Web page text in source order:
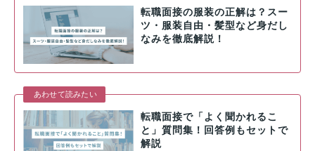
転職面接の服装の正解は？スー
ツ・服装自由・髪型など身だし
なみを徹底解説！
あわせて読みたい
転職面接で「よく聞かれるこ
と」質問集！回答例もセットで
解説